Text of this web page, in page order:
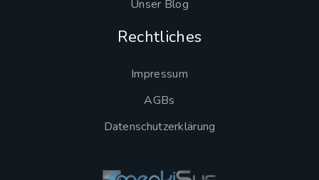
Unser Blog
Rechtliches
Impressum
AGBs
Datenschutzerklärung